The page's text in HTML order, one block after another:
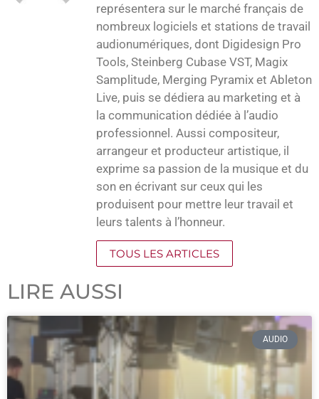
représentera sur le marché français de
nombreux logiciels et stations de travail
audionumériques, dont Digidesign Pro
Tools, Steinberg Cubase VST, Magix
Samplitude, Merging Pyramix et Ableton
Live, puis se dédiera au marketing et à
la communication dédiée à l’audio
professionnel. Aussi compositeur,
arrangeur et producteur artistique, il
exprime sa passion de la musique et du
son en écrivant sur ceux qui les
produisent pour mettre leur travail et
leurs talents à l’honneur.
TOUS LES ARTICLES
LIRE AUSSI
AUDIO